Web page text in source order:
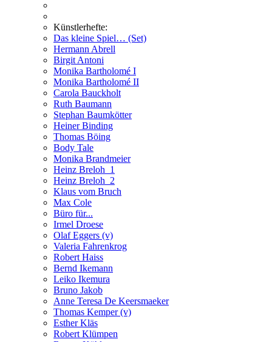
Künstlerhefte:
Das kleine Spiel… (Set)
Hermann Abrell
Birgit Antoni
Monika Bartholomé I
Monika Bartholomé II
Carola Bauckholt
Ruth Baumann
Stephan Baumkötter
Heiner Binding
Thomas Böing
Body Tale
Monika Brandmeier
Heinz Breloh_1
Heinz Breloh_2
Klaus vom Bruch
Max Cole
Büro für...
Irmel Droese
Olaf Eggers (v)
Valeria Fahrenkrog
Robert Haiss
Bernd Ikemann
Leiko Ikemura
Bruno Jakob
Anne Teresa De Keersmaeker
Thomas Kemper (v)
Esther Kläs
Robert Klümpen